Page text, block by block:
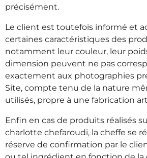
précisément.
Le client est toutefois informé et
certaines caractéristiques des
notamment leur couleur, leur
dimension peuvent ne pas
exactement aux photographies
Site, compte tenu de la nature
utilisés, propre à une fabrication
Enfin en cas de produits réalisés
charlotte chefaroudi, la cheffe se
réserve de confirmation par le